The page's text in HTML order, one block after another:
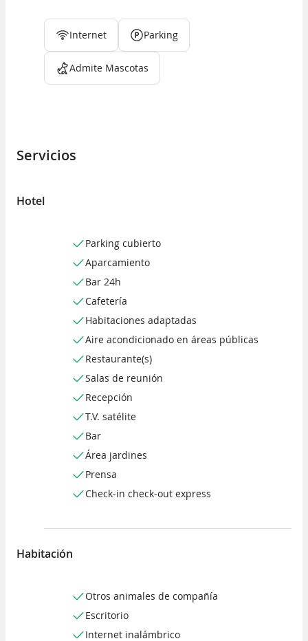
Internet Parking
Admite Mascotas
Servicios
Hotel
Parking cubierto
Aparcamiento
Bar 24h
Cafetería
Habitaciones adaptadas
Aire acondicionado en áreas públicas
Restaurante(s)
Salas de reunión
Recepción
T.V. satélite
Bar
Área jardines
Prensa
Check-in check-out express
Habitación
Otros animales de compañía
Escritorio
Internet inalámbrico